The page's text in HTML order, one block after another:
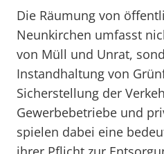
Die Räumung von
Neunkirchen umfasst
von Müll und Unrat,
Instandhaltung von
Sicherstellung der
Gewerbebetriebe und
spielen dabei eine